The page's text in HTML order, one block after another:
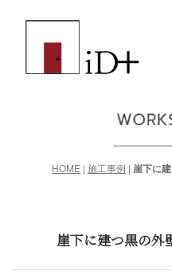
HOME | 施工事例 | 崖下に
崖下に建つ黒の外